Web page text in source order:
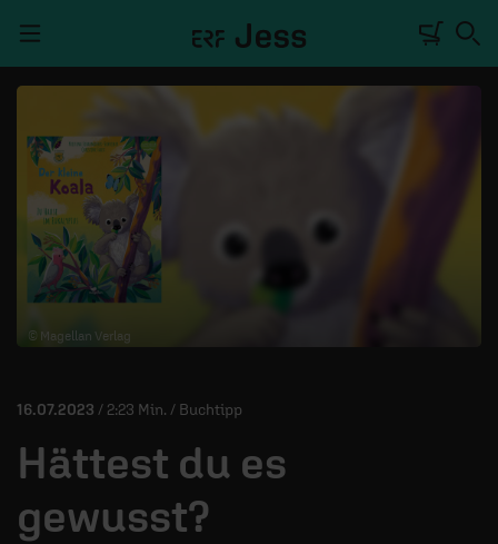
TALKWERK
REPORTAGE
RADIO
MITMACHEN
ÜBER UNS
© Magellan Verlag
16.07.2023 / 2:23 Min. / Buchtipp
Hättest du es
gewusst?